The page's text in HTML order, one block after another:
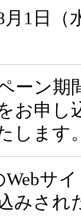
月1日（
ーン期
お申し
します
Webサ
みされ